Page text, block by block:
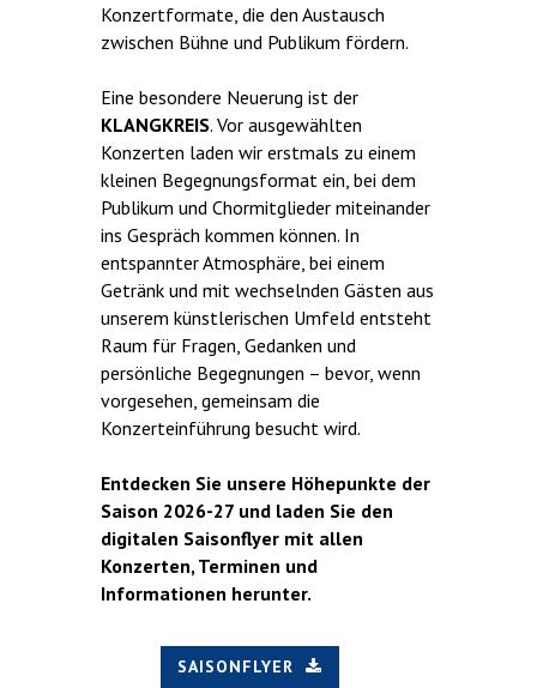
Konzertformate, die den Austausch
zwischen Bühne und Publikum fördern.
Eine besondere Neuerung ist der
KLANGKREIS. Vor ausgewählten
Konzerten laden wir erstmals zu einem
kleinen Begegnungsformat ein, bei dem
Publikum und Chormitglieder miteinander
ins Gespräch kommen können. In
entspannter Atmosphäre, bei einem
Getränk und mit wechselnden Gästen aus
unserem künstlerischen Umfeld entsteht
Raum für Fragen, Gedanken und
persönliche Begegnungen – bevor, wenn
vorgesehen, gemeinsam die
Konzerteinführung besucht wird.
Entdecken Sie unsere Höhepunkte der
Saison 2026-27 und laden Sie den
digitalen Saisonflyer mit allen
Konzerten, Terminen und
Informationen herunter.
SAISONFLYER